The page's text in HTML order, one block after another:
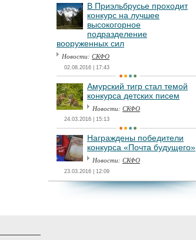
В Приэльбрусье проходит
конкурс на лучшее
высокогорное
подразделение
вооруженных сил
Новости: СКФО
02.08.2016 | 17:43
Амурский тигр стал темой
конкурса детских писем
Новости: СКФО
24.03.2016 | 15:13
Награждены победители
конкурса «Почта будущего»
Новости: СКФО
23.03.2016 | 12:09